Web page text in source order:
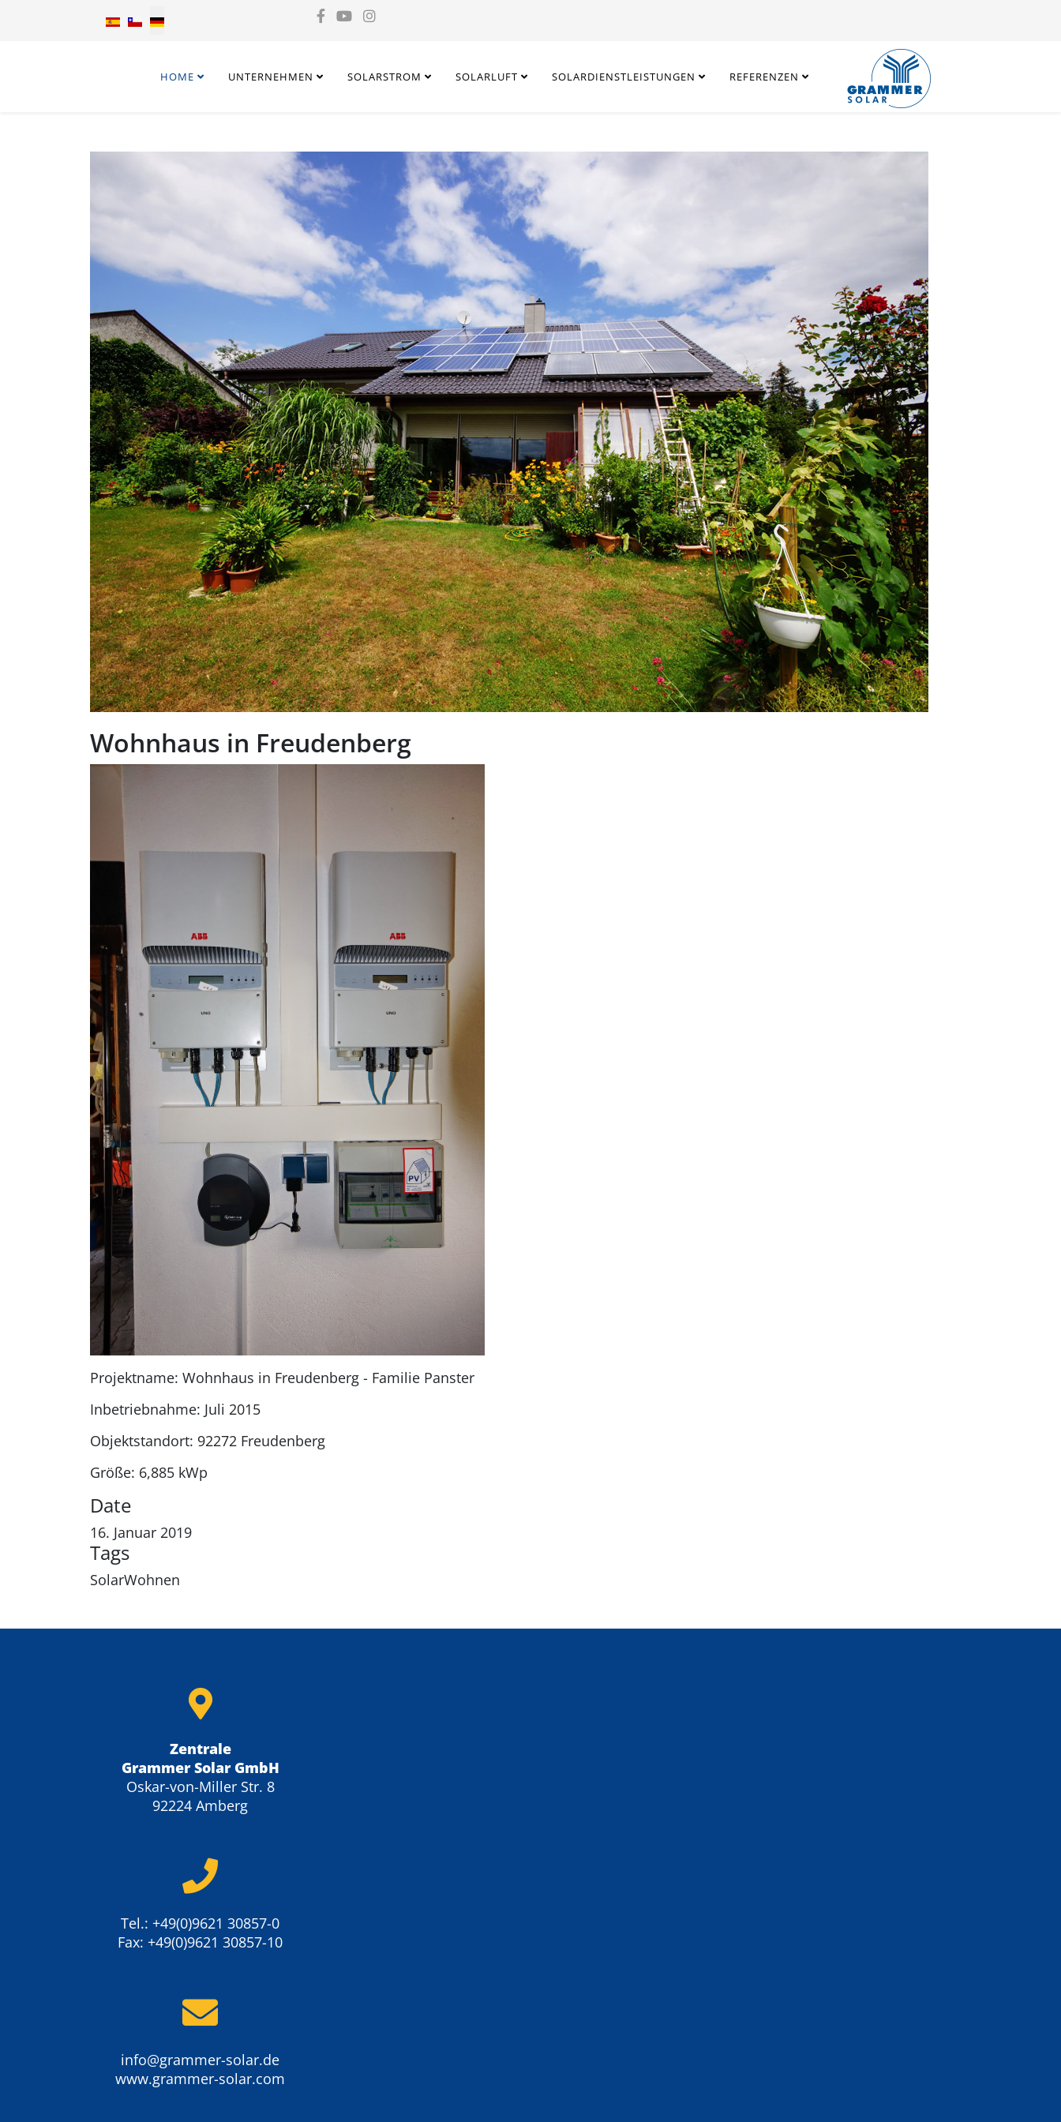
Sprache auswählen
HOME UNTERNEHMEN SOLARSTROM SOLARLUFT SOLARDIENSTLEISTUNGEN REFERENZEN
Wohnhaus in Freudenberg
Projektname: Wohnhaus in Freudenberg - Familie Panster
Inbetriebnahme: Juli 2015
Objektstandort: 92272 Freudenberg
Größe: 6,885 kWp
Date
16. Januar 2019
Tags
SolarWohnen
Zentrale
Grammer Solar GmbH
Oskar-von-Miller Str. 8
92224 Amberg
Tel.: +49(0)9621 30857-0
Fax: +49(0)9621 30857-10
info@grammer-solar.de
www.grammer-solar.com